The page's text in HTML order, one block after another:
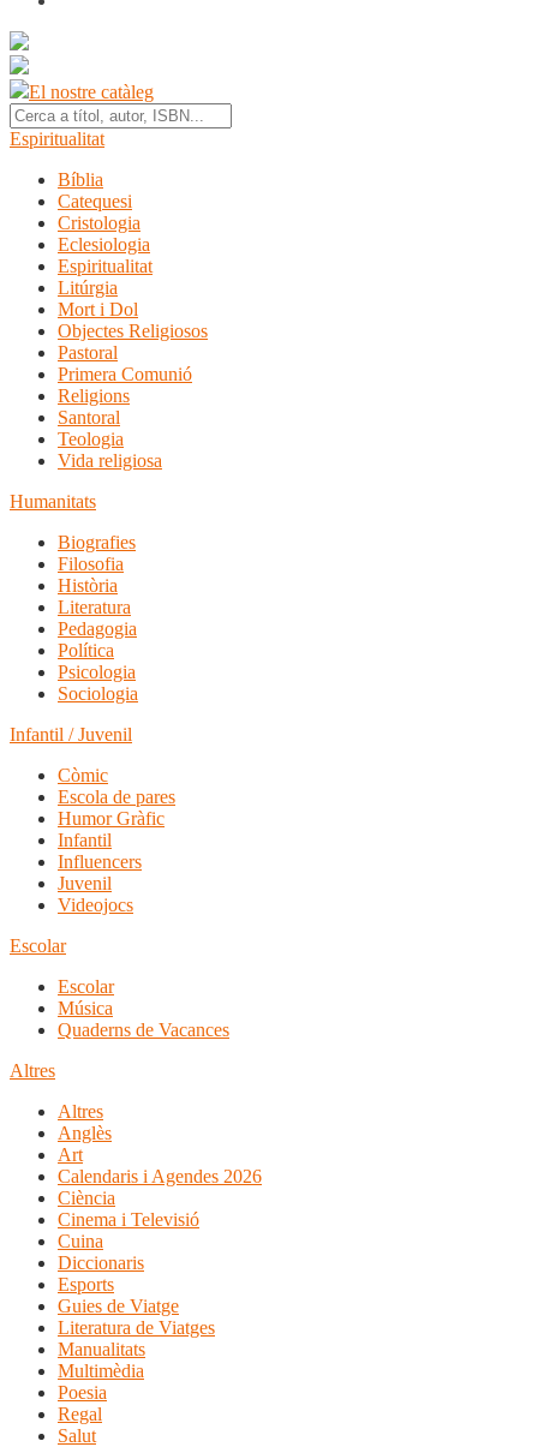
El nostre catàleg
Espiritualitat
Bíblia
Catequesi
Cristologia
Eclesiologia
Espiritualitat
Litúrgia
Mort i Dol
Objectes Religiosos
Pastoral
Primera Comunió
Religions
Santoral
Teologia
Vida religiosa
Humanitats
Biografies
Filosofia
Història
Literatura
Pedagogia
Política
Psicologia
Sociologia
Infantil / Juvenil
Còmic
Escola de pares
Humor Gràfic
Infantil
Influencers
Juvenil
Videojocs
Escolar
Escolar
Música
Quaderns de Vacances
Altres
Altres
Anglès
Art
Calendaris i Agendes 2026
Ciència
Cinema i Televisió
Cuina
Diccionaris
Esports
Guies de Viatge
Literatura de Viatges
Manualitats
Multimèdia
Poesia
Regal
Salut